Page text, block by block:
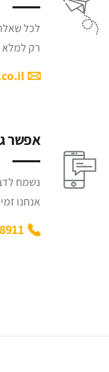
לכל
רק למלא
אפשר
נשמח
אנחנו